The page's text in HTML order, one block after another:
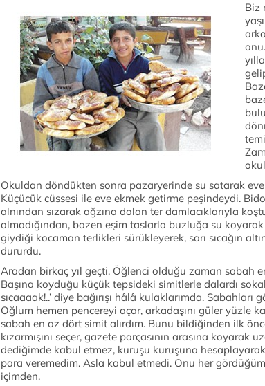
Biz
Okuldan döndükten sonra pazaryerinde su satarak
Küçücük cüssesi ile eve ekmek getirme peşindeydi.
alnından sızarak ağzına dolan ter damlacıklarıyla
olmadığından, bazen eşim taslarla buzluğa su
giydiği kocaman terlikleri sürükleyerek, sarı sıcağın
dururdu.
Aradan birkaç yıl geçti. Öğlenci olduğu zaman sabah
Başına koyduğu küçük tepsideki simitlerle dalardı
sıcaaaak!..’ diye bağırışı hâlâ kulaklarımda.
Oğlum hemen pencereyi açar, arkadaşını güler yüzle
sabah en az dört simit alırdım. Bunu bildiğinden ilk
kızarmışını seçer, gazete parçasının arasına koyarak
dediğimde kabul etmez, kuruşu kuruşuna
para veremedim. Asla kabul etmedi. Onu her
içimden.